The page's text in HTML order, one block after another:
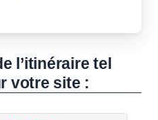
l’itinéraire tel
votre site :